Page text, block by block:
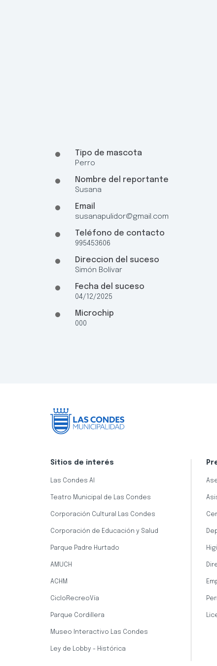
Tipo de mascota
Perro
Nombre del reportante
Susana
Email
susanapulidor@gmail.com
Teléfono de contacto
995453606
Direccion del suceso
Simón Bolívar
Fecha del suceso
04/12/2025
Microchip
000
Sitios de interés
Las Condes AI
Teatro Municipal de Las Condes
Corporación Cultural Las Condes
Corporación de Educación y Salud
Parque Padre Hurtado
AMUCH
ACHM
CicloRecreoVía
Parque Cordillera
Museo Interactivo Las Condes
Ley de Lobby - Histórica